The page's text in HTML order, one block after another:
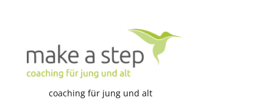
coaching für jung und alt